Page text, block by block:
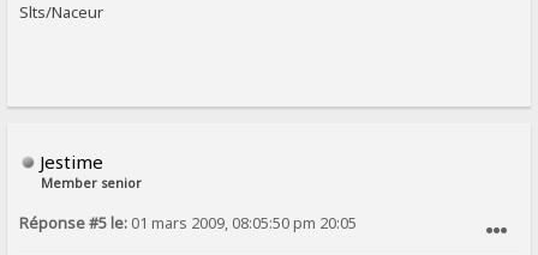
Slts/Naceur
Jestime
Member senior
Réponse #5 le: 01 mars 2009, 08:05:50 pm 20:05